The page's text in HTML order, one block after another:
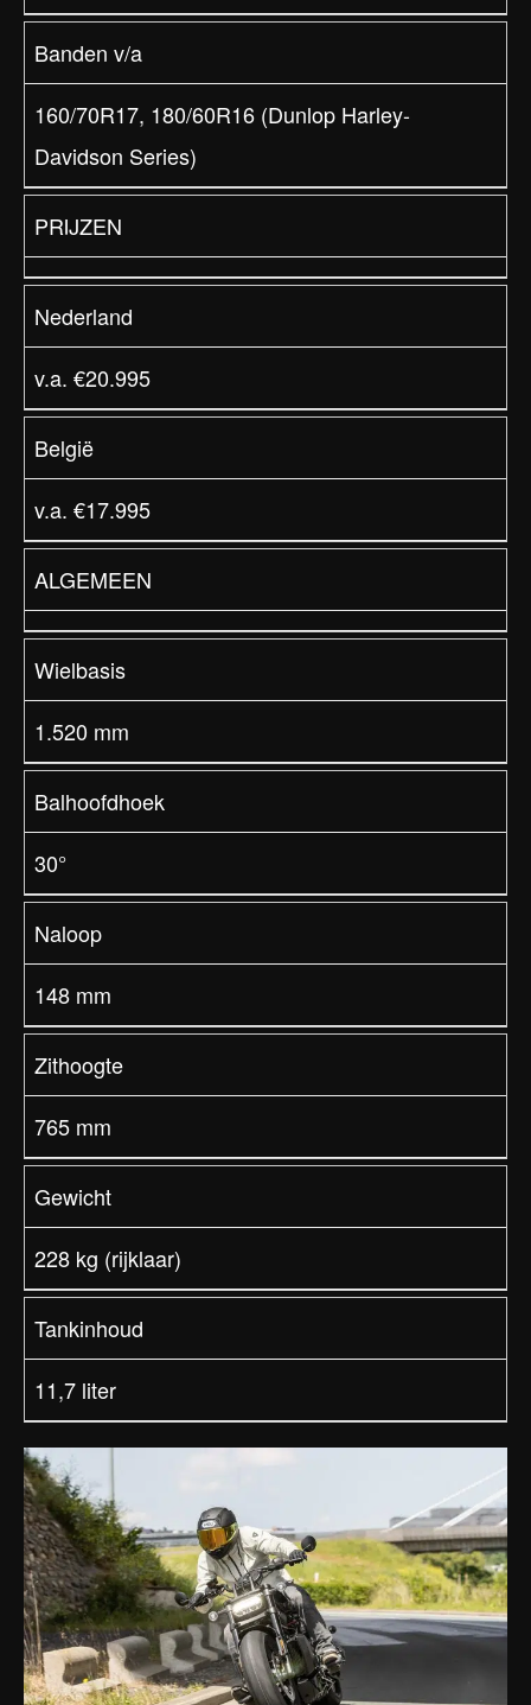
Banden v/a
160/70R17, 180/60R16 (Dunlop Harley-
Davidson Series)
PRIJZEN
Nederland
v.a. €20.995
België
v.a. €17.995
ALGEMEEN
Wielbasis
1.520 mm
Balhoofdhoek
30°
Naloop
148 mm
Zithoogte
765 mm
Gewicht
228 kg (rijklaar)
Tankinhoud
11,7 liter